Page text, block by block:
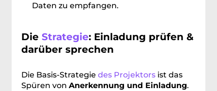
Daten zu empfangen.
Die Strategie: Einladung prüfen &
darüber sprechen
Die Basis-Strategie des Projektors ist das
Spüren von Anerkennung und Einladung.